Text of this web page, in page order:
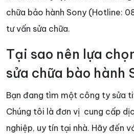
chữa bảo hành Sony (Hotline:
tư vấn sửa chữa.
Tại sao nên lựa
sửa chữa bào hành
Bạn đang tìm một công ty sửa
Chúng tôi là đơn vị cung cấp
nghiệp, uy tín tại nhà. Hãy đến